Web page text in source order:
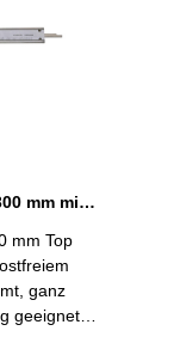
Taschen-Messschieber 0-300 mm mit Feststellschraube Top DIN 862
mm Top
ganz
geeignet -